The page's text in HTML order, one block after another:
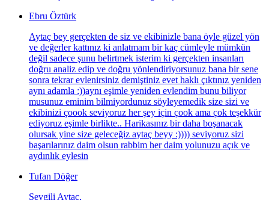
Ebru Öztürk
Aytaç bey gerçekten de siz ve ekibinizle bana öyle güzel yön
ve değerler kattınız ki anlatmam bir kaç cümleyle mümkün
değil sadece şunu belirtmek isterim ki gerçekten insanları
doğru analiz edip ve doğru yönlendiriyorsunuz bana bir sene
sonra tekrar evlenirsiniz demiştiniz evet haklı çıktınız yeniden
aynı adamla :))aynı eşimle yeniden evlendim bunu biliyor
musunuz eminim bilmiyordunuz söyleyemedik size sizi ve
ekibinizi çoook seviyoruz her şey için çook ama çok teşekkür
ediyoruz eşimle birlikte.. Harikasınız bir daha boşanacak
olursak yine size geleceğiz aytaç beyy :)))) seviyoruz sizi
başarılarınız daim olsun rabbim her daim yolunuzu açık ve
aydınlık eylesin
Tufan Döğer
Sevgili Aytaç,